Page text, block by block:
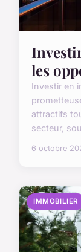
les
Investir en
attractifs
secteur,
6 octobre
IMMOBILIER